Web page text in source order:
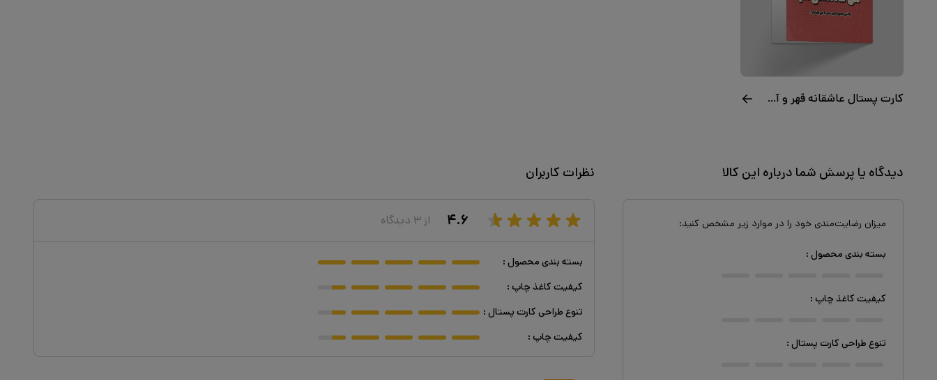
کارت پستال عاشقانه قهر و آشتی
دیدگاه یا پرسش شما درباره این کالا
میزان رضایت‌مندی خود را در موارد زیر مشخص کنید:
بسته بندی محصول :
کیفیت کاغذ چاپ :
تنوع طراحی کارت پستال :
نظرات کاربران
۴.۶ از ۳ دیدگاه
بسته بندی محصول:
کیفیت کاغذ چاپ:
تنوع طراحی کارت پستال:
کیفیت چاپ: